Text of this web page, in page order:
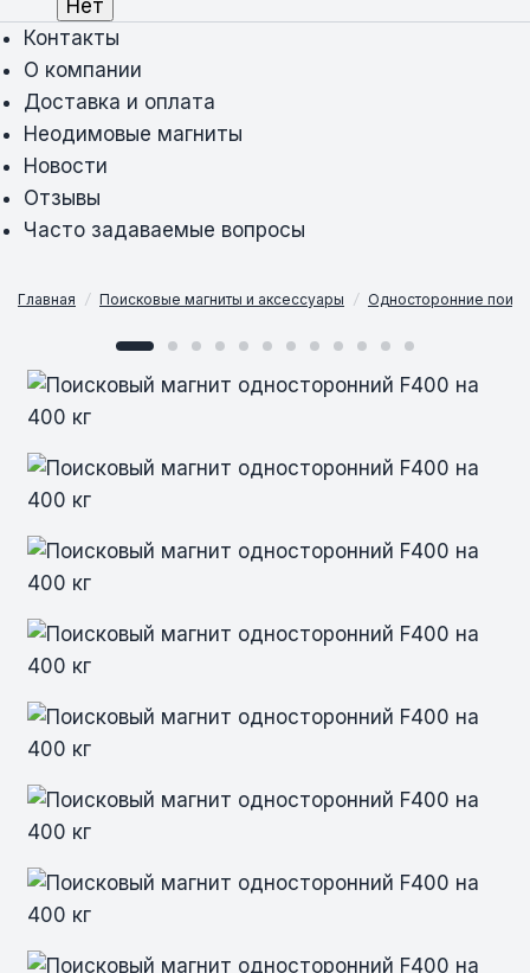
Контакты
О компании
Доставка и оплата
Неодимовые магниты
Новости
Отзывы
Часто задаваемые вопросы
Главная / Поисковые магниты и аксессуары / Односторонние
Поисковый магнит односторонний F400
на 400 кг
Поисковый магнит односторонний F400
на 400 кг
Поисковый магнит односторонний F400
на 400 кг
Поисковый магнит односторонний F400
на 400 кг
Поисковый магнит односторонний F400
на 400 кг
Поисковый магнит односторонний F400
на 400 кг
Поисковый магнит односторонний F400
на 400 кг
Поисковый магнит односторонний F400
на 400 кг
Поисковый магнит односторонний F400
на 400 кг
Поисковый магнит односторонний F400
на 400 кг
Поисковый магнит односторонний F400
на 400 кг
Поисковый магнит односторонний F400
на 400 кг